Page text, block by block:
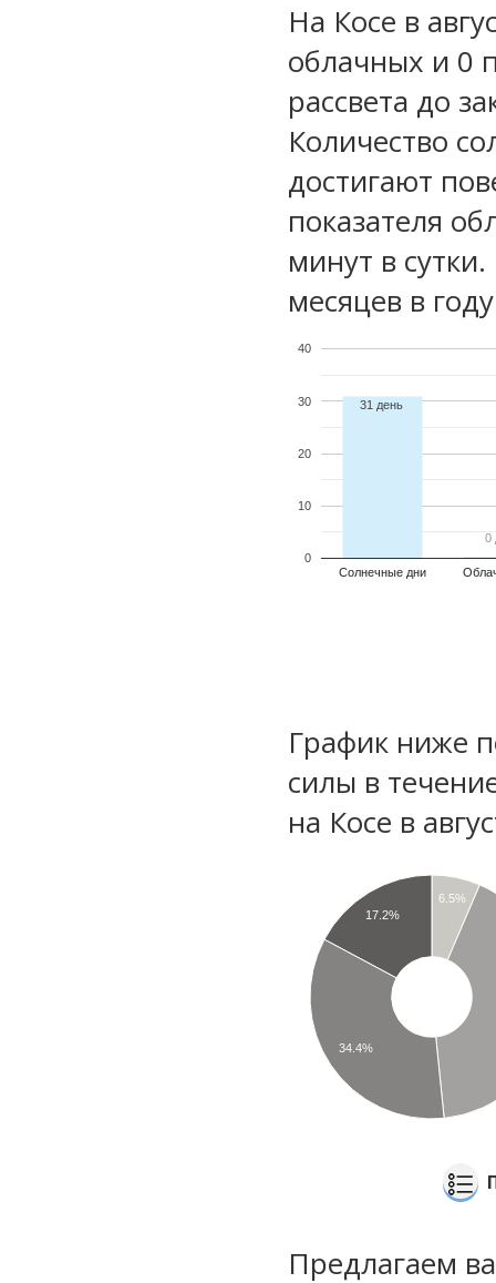
На Косе в
облачных и 0
рассвета до
Количество
достигают
показателя
минут в
месяцев в
Солнечные дни
0
10
20
30
40
31 день
0
0
График ниже
силы в
на Косе в
6.5%
17.2%
34.4%
Предлагаем